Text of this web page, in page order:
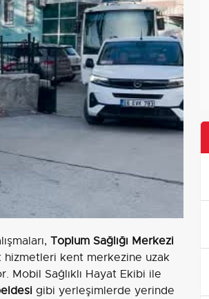
Toplum Sağlığı Merkezi
hizmetleri kent merkezine uzak
Mobil Sağlıklı Hayat Ekibi ile
gibi yerleşimlerde yerinde